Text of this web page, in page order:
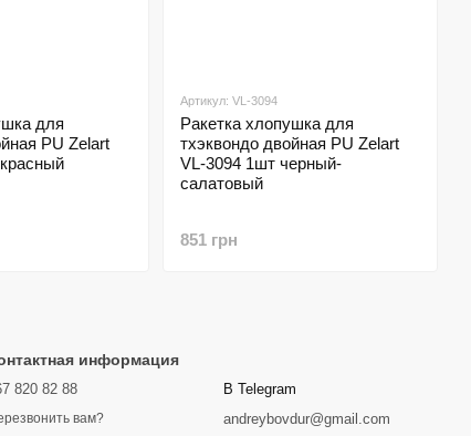
для
PU Zelart
Артикул: VL-3094
Ракетка хлопушка для
тхэквондо двойная PU Zelart
VL-3094 1шт черный-
салатовый
851 грн
информация
820 82 88
вам?
В Telegram
andreybovdur@gmail.com